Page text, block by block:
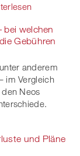
bei welchen
Gebühren
anderem
im Vergleich
Neos
und Pläne